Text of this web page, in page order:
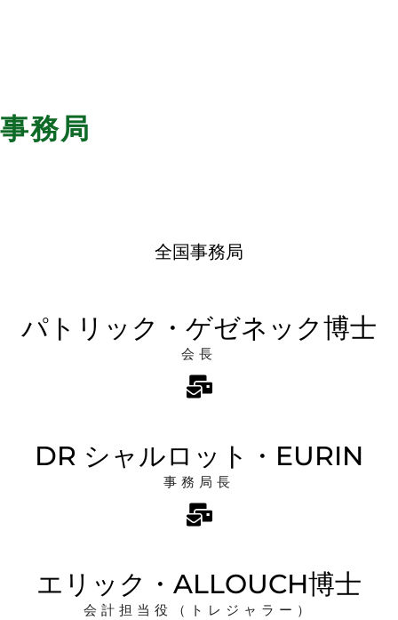
事務局
全国事務局
パトリック・ゲゼネック博士
会長
DR シャルロット・EURIN
事務局長
エリック・ALLOUCH博士
会計担当役（トレジャラー）